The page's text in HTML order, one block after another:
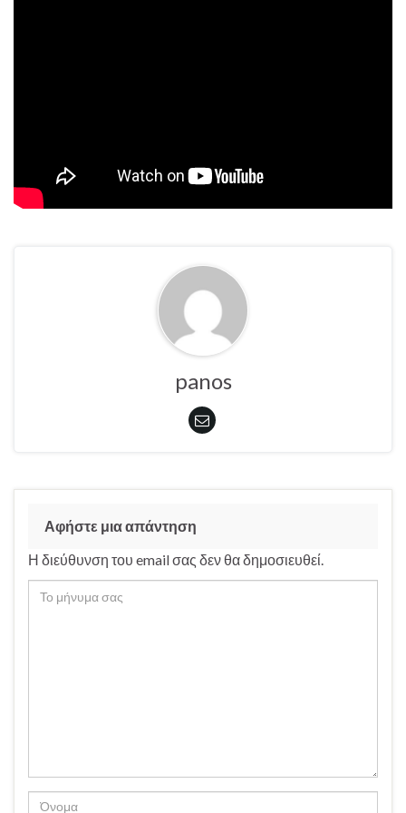
panos
Αφήστε μια απάντηση
Η διεύθυνση του email σας δεν θα δημοσιευθεί.